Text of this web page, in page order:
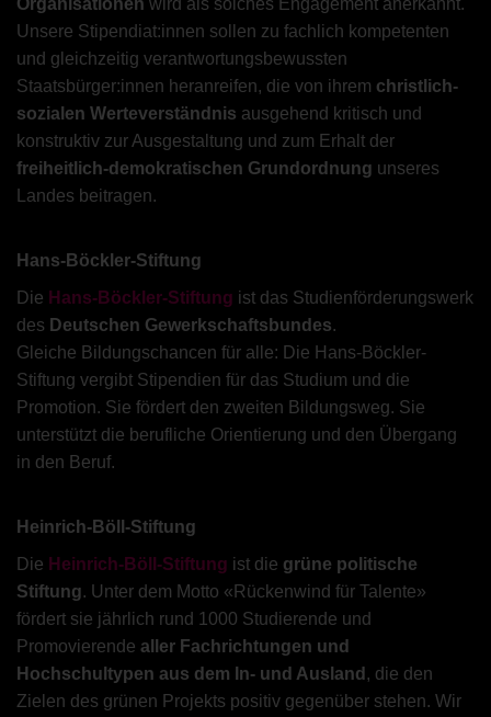
Organisationen wird als solches Engagement anerkannt.
Unsere Stipendiat:innen sollen zu fachlich kompetenten
und gleichzeitig verantwortungsbewussten
Staatsbürger:innen heranreifen, die von ihrem christlich-
sozialen Werteverständnis ausgehend kritisch und
konstruktiv zur Ausgestaltung und zum Erhalt der
freiheitlich-demokratischen Grundordnung unseres
Landes beitragen.
Hans-Böckler-Stiftung
Die Hans-Böckler-Stiftung ist das Studienförderungswerk
des Deutschen Gewerkschaftsbundes.
Gleiche Bildungschancen für alle: Die Hans-Böckler-
Stiftung vergibt Stipendien für das Studium und die
Promotion. Sie fördert den zweiten Bildungsweg. Sie
unterstützt die berufliche Orientierung und den Übergang
in den Beruf.
Heinrich-Böll-Stiftung
Die Heinrich-Böll-Stiftung ist die grüne politische
Stiftung. Unter dem Motto «Rückenwind für Talente»
fördert sie jährlich rund 1000 Studierende und
Promovierende aller Fachrichtungen und
Hochschultypen aus dem In- und Ausland , die den
Zielen des grünen Projekts positiv gegenüber stehen. Wir